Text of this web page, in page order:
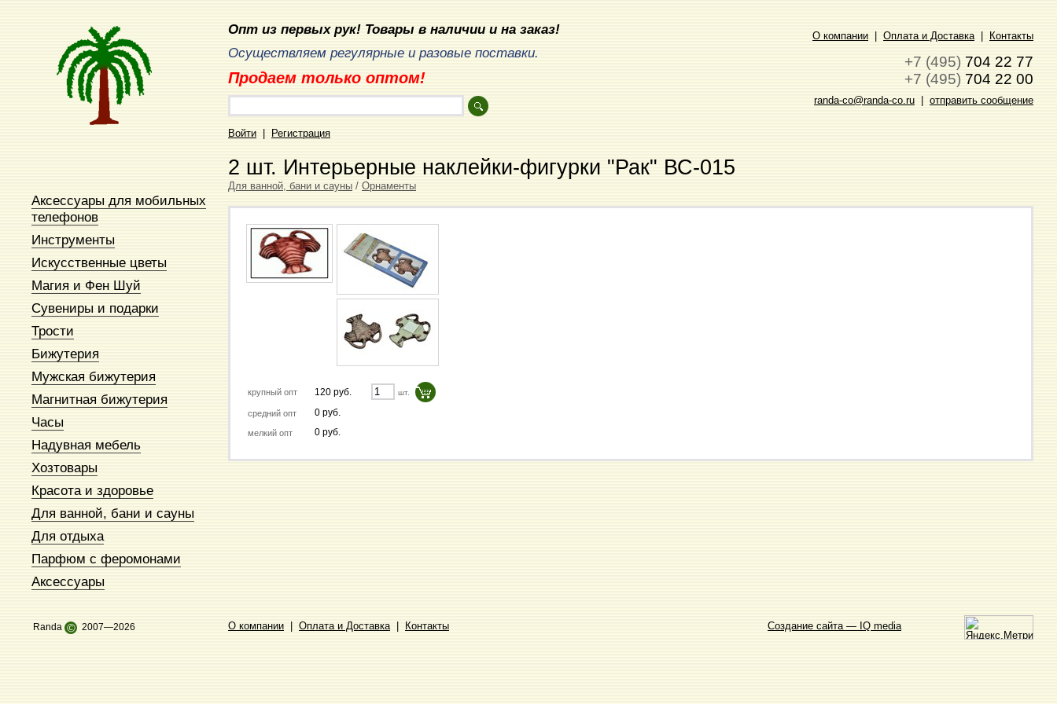
Аксессуары для мобильных
телефонов
Инструменты
Искусственные цветы
Магия и Фен Шуй
Сувениры и подарки
Трости
Бижутерия
Мужская бижутерия
Магнитная бижутерия
Часы
Надувная мебель
Хозтовары
Красота и здоровье
Для ванной, бани и сауны
Для отдыха
Парфюм с феромонами
Аксессуары
Опт из первых рук! Товары в наличии и на заказ!
Осуществляем регулярные и разовые поставки.
Продаем только оптом!
Войти Регистрация
О компании Оплата и Доставка| Контакты
+7 (495) 704 22 77
+7 (495) 704 22 00
randa-co@randa-co.ru отправить сообщение
2 шт. Интерьерные наклейки-фигурки "Рак" ВС-015
Для ванной, бани и сауны / Орнаменты
крупный опт 120 руб. шт.
средний опт 0 руб.
мелкий опт 0 руб.
Randa © 2007—2026 О компании Оплата и Доставка| Контакты Создание сайта — IQ media